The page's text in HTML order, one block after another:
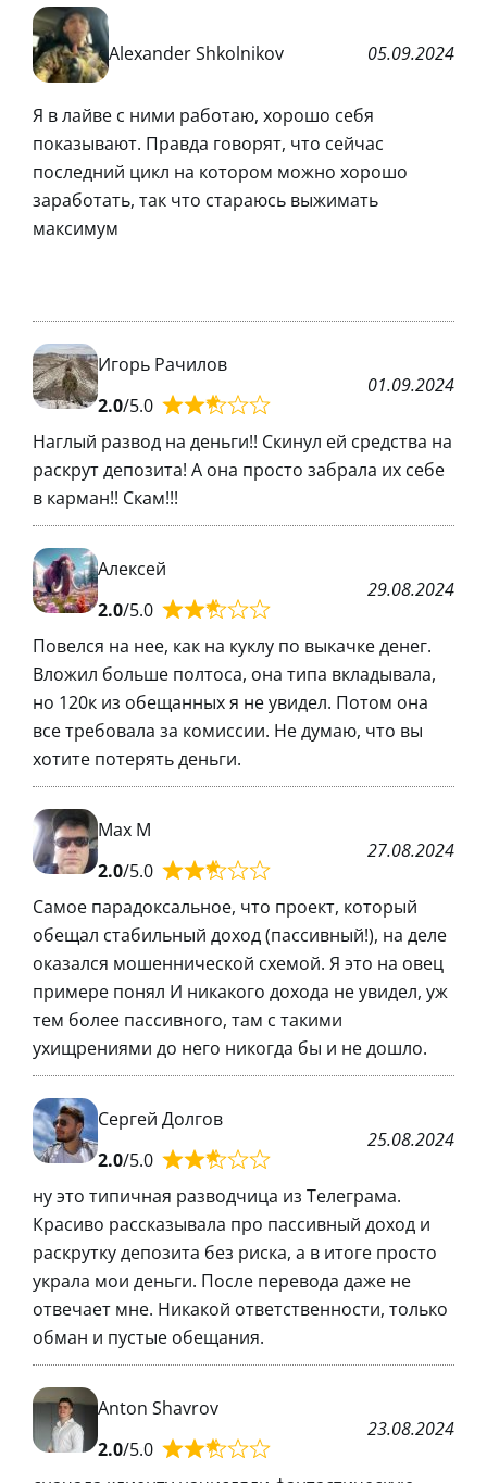
Alexander Shkolnikov 05.09.2024
Я в лайве с ними работаю, хорошо себя
показывают. Правда говорят, что сейчас
последний цикл на котором можно хорошо
заработать, так что стараюсь выжимать
максимум
Игорь Рачилов
2.0/5.0
01.09.2024
Наглый развод на деньги!! Скинул ей средства на
раскрут депозита! А она просто забрала их себе
в карман!! Скам!!!
Алексей
2.0/5.0
29.08.2024
Повелся на нее, как на куклу по выкачке денег.
Вложил больше полтоса, она типа вкладывала,
но 120к из обещанных я не увидел. Потом она
все требовала за комиссии. Не думаю, что вы
хотите потерять деньги.
Max M
2.0/5.0
27.08.2024
Самое парадоксальное, что проект, который
обещал стабильный доход (пассивный!), на деле
оказался мошеннической схемой. Я это на овец
примере понял И никакого дохода не увидел, уж
тем более пассивного, там с такими
ухищрениями до него никогда бы и не дошло.
Сергей Долгов
2.0/5.0
25.08.2024
ну это типичная разводчица из Телеграма.
Красиво рассказывала про пассивный доход и
раскрутку депозита без риска, а в итоге просто
украла мои деньги. После перевода даже не
отвечает мне. Никакой ответственности, только
обман и пустые обещания.
Anton Shavrov
2.0/5.0
23.08.2024